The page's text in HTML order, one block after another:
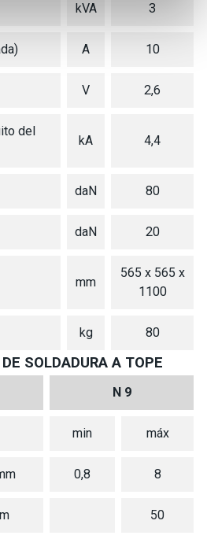
kVA 3
A 10
V 2,6
del
kA 4,4
daN 80
daN 20
mm
565 x 565 x
1100
kg 80
SOLDADURA A TOPE
N 9
min máx
0,8 8
50